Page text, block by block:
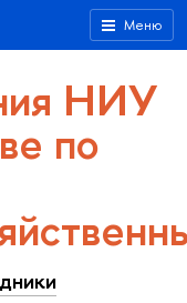
Меню
НИУ
по